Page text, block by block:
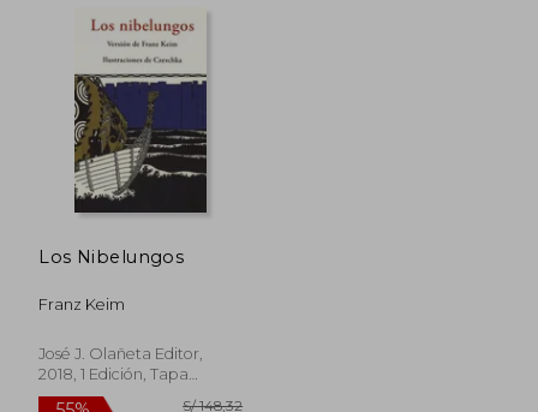
20%
Los Nibelungos
Franz Keim
José J. Olañeta Editor,
2018, 1 Edición, Tapa
Blanda, Nuevo